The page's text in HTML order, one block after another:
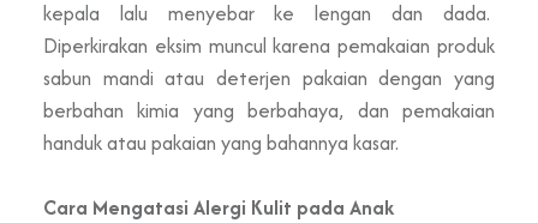
kepala lalu menyebar ke lengan dan dada.
Diperkirakan eksim muncul karena pemakaian produk
sabun mandi atau deterjen pakaian dengan yang
berbahan kimia yang berbahaya, dan pemakaian
handuk atau pakaian yang bahannya kasar.
Cara Mengatasi Alergi Kulit pada Anak